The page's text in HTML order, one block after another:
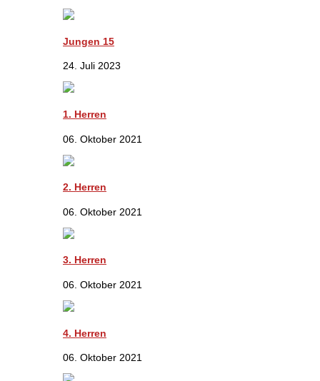
Jungen 15
24. Juli 2023
1. Herren
06. Oktober 2021
2. Herren
06. Oktober 2021
3. Herren
06. Oktober 2021
4. Herren
06. Oktober 2021